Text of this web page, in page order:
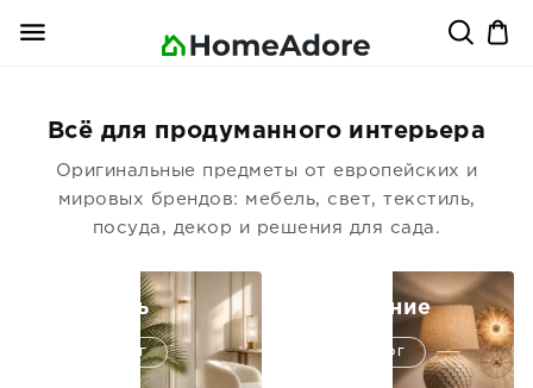
Всё для продуманного интерьера
Оригинальные предметы от европейских и
мировых брендов: мебель, свет, текстиль,
посуда, декор и решения для сада.
Мебель
В КАТАЛОГ
Освещение
В КАТАЛОГ